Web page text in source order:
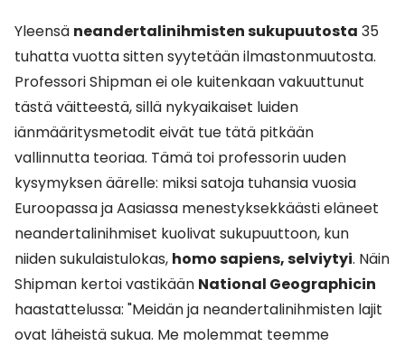
Yleensä neandertalinihmisten sukupuutosta 35
tuhatta vuotta sitten syytetään ilmastonmuutosta.
Professori Shipman ei ole kuitenkaan vakuuttunut
tästä väitteestä, sillä nykyaikaiset luiden
iänmääritysmetodit eivät tue tätä pitkään
vallinnutta teoriaa. Tämä toi professorin uuden
kysymyksen äärelle: miksi satoja tuhansia vuosia
Euroopassa ja Aasiassa menestyksekkäästi eläneet
neandertalinihmiset kuolivat sukupuuttoon, kun
niiden sukulaistulokas, homo sapiens, selviytyi. Näin
Shipman kertoi vastikään National Geographicin
haastattelussa: "Meidän ja neandertalinihmisten lajit
ovat läheistä sukua. Me molemmat teemme